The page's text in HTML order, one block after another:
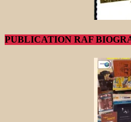
PUBLICATION RAF